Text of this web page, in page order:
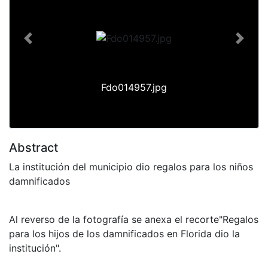
Fdo014957.jpg
Previous Next
Abstract
La institución del municipio dio regalos para los niños
damnificados
Al reverso de la fotografía se anexa el recorte"Regalos
para los hijos de los damnificados en Florida dio la
institución".